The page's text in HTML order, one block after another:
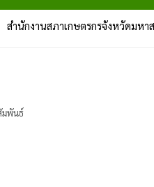
กงานสภาเกษตรกรจังหวัดมหาสาร
มพันธ์